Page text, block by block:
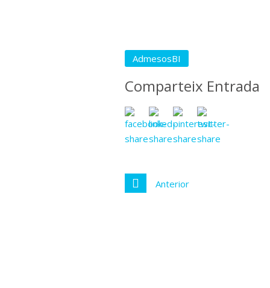
AdmesosBI
Comparteix Entrada
Anterior